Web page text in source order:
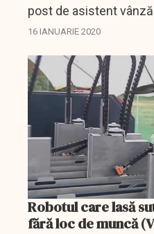
post de asistent
în vârstă de 35 de ani.
16 IANUARIE 2020
Robotul care lasă
fără loc de muncă